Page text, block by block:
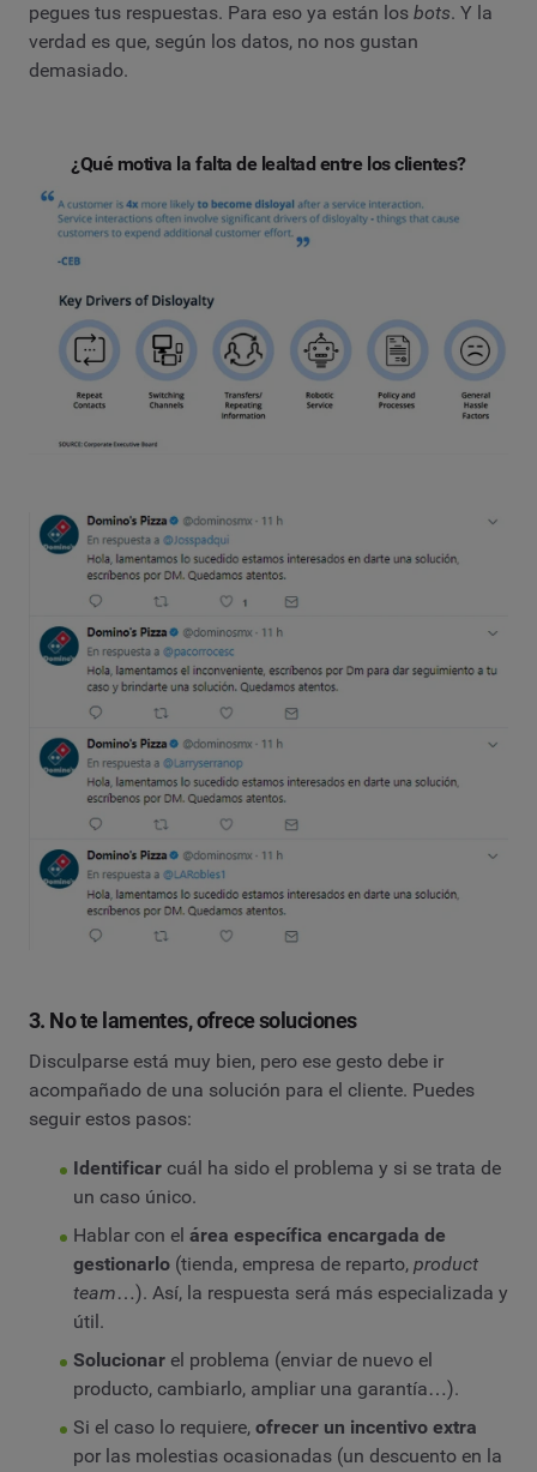
pegues tus respuestas. Para eso ya están los bots. Y la
verdad es que, según los datos, no nos gustan
demasiado.
¿Qué motiva la falta de lealtad entre los clientes?
3. No te lamentes, ofrece soluciones
Disculparse está muy bien, pero ese gesto debe ir
acompañado de una solución para el cliente. Puedes
seguir estos pasos:
Identificarcuál ha sido el problema y si se trata de
un caso único.
Hablar con el área específica encargada de
gestionarlo(tienda, empresa de reparto, product
team…). Así, la respuesta será más especializada y
útil.
Solucionarel problema (enviar de nuevo el
producto, cambiarlo, ampliar una garantía…).
Si el caso lo requiere, ofrecer un incentivo extra
por las molestias ocasionadas (un descuento en la